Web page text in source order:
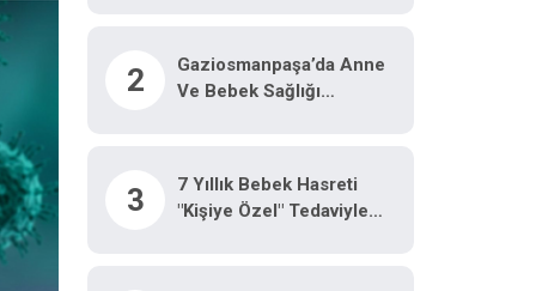
2
Gaziosmanpaşa’da Anne
Ve Bebek Sağlığı
3
7 Yıllık Bebek Hasreti
"kişiye Özel" Tedaviyle